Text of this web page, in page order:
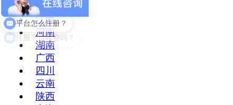
安徽
江西
河南
湖南
广西
四川
云南
陕西
注册平台收费吗？
平台怎么注册？